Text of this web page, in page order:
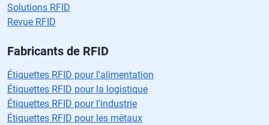
Solutions RFID
Revue RFID
Fabricants de RFID
Étiquettes RFID pour l'alimentation
Étiquettes RFID pour la logistique
Étiquettes RFID pour l'industrie
Étiquettes RFID pour les métaux